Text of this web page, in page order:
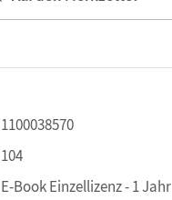
1100038570
104
E-Book Einzellizenz - 1 Jahr